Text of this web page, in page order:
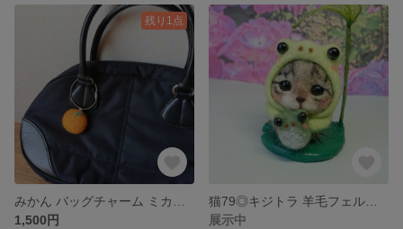
残り1点
1,500円
展示中